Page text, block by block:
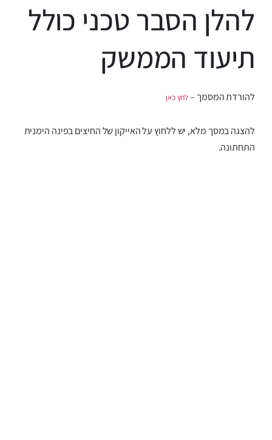
להלן הסבר טכני כולל
תיעוד הממשק
להורדת המסמך –לחץ כאן
להצגה במסך מלא, יש ללחוץ על האייקון של החיצים בפינה הימנית
התחתונה.